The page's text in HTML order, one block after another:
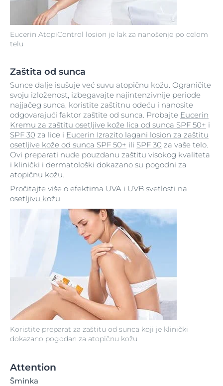
Eucerin AtopiControl losion je lak za nanošenje po celom
telu
Zaštita od sunca
Koristite preparat za zaštitu od sunca koji je klinički
dokazano pogodan za atopičnu kožu
Sunce dalje isušuje već suvu atopičnu kožu. Ograničite
svoju izloženost, izbegavajte najintenzivnije periode
najjačeg sunca, koristite zaštitnu odeću i nanosite
odgovarajući faktor zaštite od sunca. Probajte Eucerin
Kremu za zaštitu osetljive kože lica od sunca SPF 50+ i
SPF 30 za lice i Eucerin Izrazito lagani losion za zaštitu
osetljive kože od sunca SPF 50+ ili SPF 30 za vaše telo.
Ovi preparati nude pouzdanu zaštitu visokog kvaliteta
i klinički i dermatološki dokazano su pogodni za
atopičnu kožu.
Pročitajte više o efektima UVA i UVB svetlosti na
osetljivu kožu.
Attention
Šminka